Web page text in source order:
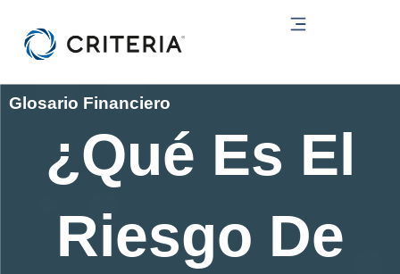
contenido
Glosario Financiero
¿Qué Es El
Riesgo De